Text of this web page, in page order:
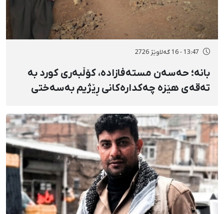
13:47 - 16 گەلاوێژ 2726
بانه؛ حەسەن مستەفازادە، کۆڵبەری کورد بە
تەقەی هێزە چەکدارەکانی ڕێژیم بەسەختی